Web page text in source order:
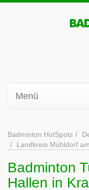
Menü
Badminton HotSpots
Landkreis Mühldorf
Badminton
Hallen in